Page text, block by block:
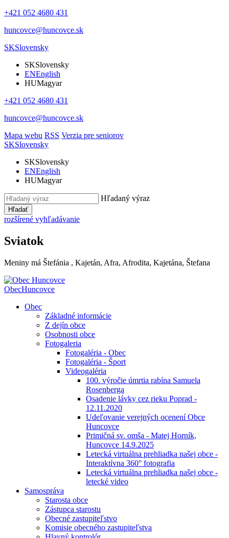
+421 052 4680 431
huncovce@huncovce.sk
SKSlovensky
SKSlovensky
ENEnglish
HUMagyar
+421 052 4680 431
huncovce@huncovce.sk
Mapa webu RSS Verzia pre seniorov
SKSlovensky
SKSlovensky
ENEnglish
HUMagyar
Hľadaný výraz
Hľadať
rozšírené vyhľadávanie
Sviatok
Meniny má Štefánia , Kajetán, Afra, Afrodita, Kajetána, Štefana
ObecHuncovce
Obec
Základné informácie
Z dejín obce
Osobnosti obce
Fotogaleria
Fotogaléria - Obec
Fotogaléria - Šport
Videogaléria
100. výročie úmrtia rabína Samuela
Rosenberga
Osadenie lávky cez rieku Poprad -
12.11.2020
Udeľovanie verejných ocenení Obce
Huncovce
Primičná sv. omša - Matej Horník,
Huncovce 14.9.2025
Letecká virtuálna prehliadka našej obce -
Interaktívna 360° fotografia
Letecká virtuálna prehliadka našej obce -
letecké video
Samospráva
Starosta obce
Zástupca starostu
Obecné zastupiteľstvo
Komisie obecného zastupiteľstva